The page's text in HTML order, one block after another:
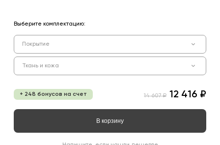
Выберите комплектацию:
Покрытие
Ткань и кожа
+ 248 бонусов на счет 14 607 ₽ 12 416 ₽
В корзину